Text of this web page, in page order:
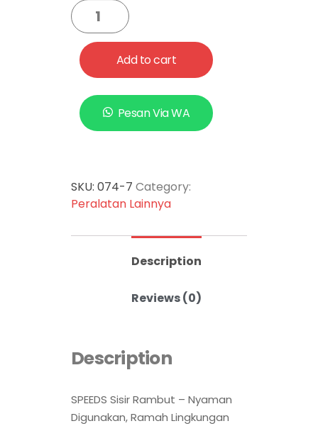
Add to cart
Pesan Via WA
SKU: 074-7 Category:
Peralatan Lainnya
Description
Reviews (0)
Description
SPEEDS Sisir Rambut – Nyaman
Digunakan, Ramah Lingkungan